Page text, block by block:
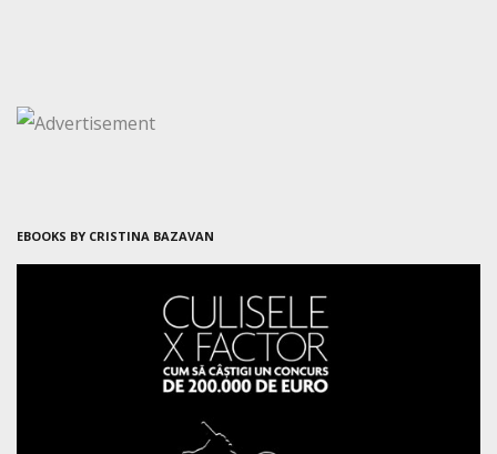
EBOOKS BY CRISTINA BAZAVAN